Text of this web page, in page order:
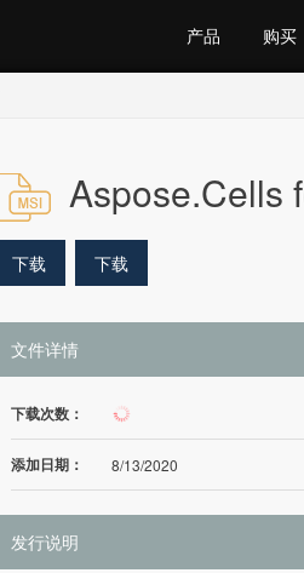
产品 购买
Aspose.Cells
下载 下载
文件详情
下载次数： 53
添加日期： 8/13/2020
发行说明